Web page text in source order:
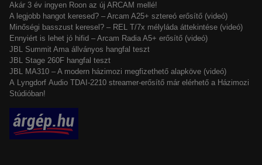
Akár 3 év ingyen Roon az új ARCAM mellé!
A legjobb hangot keresed? – Arcam A25+ sztereó erősítő (videó)
Minőségi basszust keresel? – REL T/7x mélyláda áttekintése (videó)
Ennyiért is lehet jó hifid – Arcam Radia A5+ erősítő (videó)
JBL Summit Ama állványos hangfal teszt
JBL Stage 260F hangfal teszt
JBL MA310 – A modern házimozi megfizethető alapköve (videó)
A Lyngdorf Audio TDAI-2210 streamer-erősítő már elérhető a Házimozi
Stúdióban!